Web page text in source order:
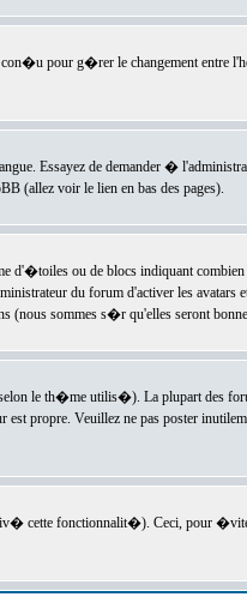
pour g�rer le changement entre
Essayez de demander �
(allez voir le lien en bas des pages).
ou de blocs indiquant combien
du forum d'activer les avatars
(nous sommes s�r qu'elles seront
le th�me utilis�). La plupart des
propre. Veuillez ne pas poster
cette fonctionnalit�). Ceci, pour